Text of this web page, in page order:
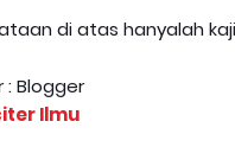
di atas hanyalah
: Blogger
Ilmu